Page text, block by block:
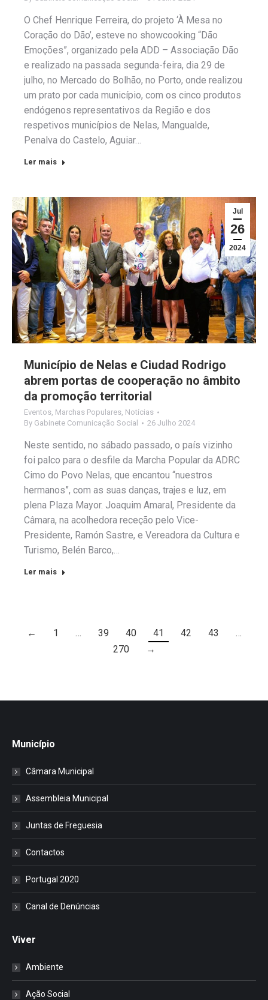
O Chef Henrique Ferreira, do projeto ‘À Mesa no
Coração do Dão’, esteve no showcooking “Dão
Emoções”, organizado pela ADD – Associação Dão
e realizado na passada segunda-feira, dia 29 de
julho, no Mercado do Bolhão, no Porto, onde realizou
um prato por cada município, com os cinco produtos
endógenos representativos da Região e dos
respetivos municípios de Nelas, Mangualde,
Penalva do Castelo, Aguiar…
Ler mais
Jul
26
2024
Município de Nelas e Ciudad Rodrigo
abrem portas de cooperação no âmbito
da promoção territorial
Eventos, Marchas Populares, Notícias
By Gabinete Comunicação Social 26 Julho 2024
Neste sentido, no sábado passado, o país vizinho
foi palco para o desfile da Marcha Popular da ADRC
Cimo do Povo Nelas, que encantou “nuestros
hermanos”, com as suas danças, trajes e luz, em
plena Plaza Mayor. Joaquim Amaral, Presidente da
Câmara, na acolhedora receção pelo Vice-
Presidente, Ramón Sastre, e Vereadora da Cultura e
Turismo, Belén Barco,…
Ler mais
← 1 … 39 40 41 42 43
…
270
→
Município
Câmara Municipal
Assembleia Municipal
Juntas de Freguesia
Contactos
Portugal 2020
Canal de Denúncias
Viver
Ambiente
Ação Social